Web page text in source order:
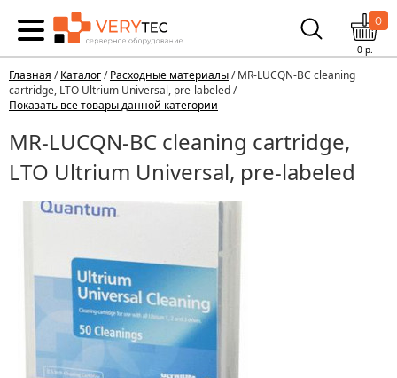
0
0р.
Главная /Каталог/Расходные материалы/ MR-LUCQN-BC cleaning
cartridge, LTO Ultrium Universal, pre-labeled /
Показать все товары данной категории
MR-LUCQN-BC cleaning cartridge,
LTO Ultrium Universal, pre-labeled